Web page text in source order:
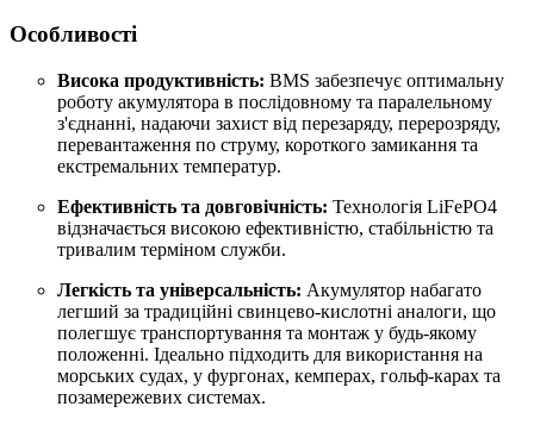
Особливості
Висока продуктивність: BMS забезпечує оптимальну
роботу акумулятора в послідовному та паралельному
з'єднанні, надаючи захист від перезаряду, перерозряду,
перевантаження по струму, короткого замикання та
екстремальних температур.
Ефективність та довговічність: Технологія LiFePO4
відзначається високою ефективністю, стабільністю та
тривалим терміном служби.
Легкість та універсальність: Акумулятор набагато
легший за традиційні свинцево-кислотні аналоги, що
полегшує транспортування та монтаж у будь-якому
положенні. Ідеально підходить для використання на
морських судах, у фургонах, кемперах, гольф-карах та
позамережевих системах.